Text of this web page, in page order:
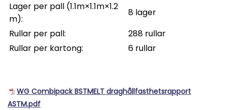
Lager per pall (1.1m×1.1m×1.2
m):
8 lager
Rullar per pall:
288 rullar
Rullar per kartong:
6 rullar
WG Combipack BSTMELT draghållfasthetsrapport
ASTM.pdf